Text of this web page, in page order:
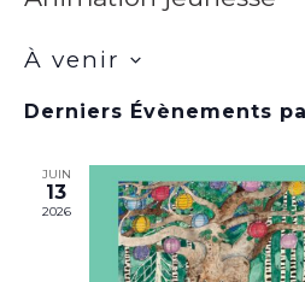
À venir
date.
Derniers Évènements
JUIN
13
2026